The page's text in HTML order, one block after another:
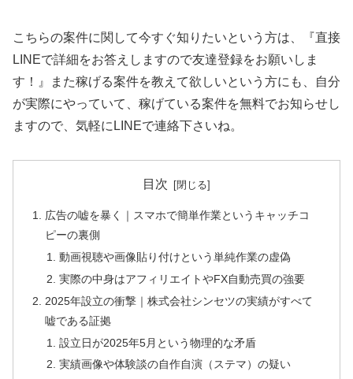
こちらの案件に関して今すぐ知りたいという方は、
『直接
LINEで詳細をお答えしますので友達登録をお願いしま
す！』
また稼げる案件を教えて欲しいという方にも、自分
が実際にやっていて、稼げている案件を無料でお知らせし
ますので、気軽にLINEで連絡下さいね。
目次
広告の嘘を暴く｜スマホで簡単作業というキャッチコ
ピーの裏側
動画視聴や画像貼り付けという単純作業の虚偽
実際の中身はアフィリエイトやFX自動売買の強要
2025年設立の衝撃｜株式会社シンセツの実績がすべて
嘘である証拠
設立日が2025年5月という物理的な矛盾
実績画像や体験談の自作自演（ステマ）の疑い